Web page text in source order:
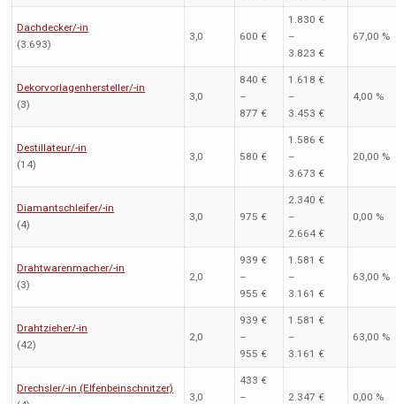
Dachdecker/-in
(3.693)
3,0 600 €
1.830 €
–
3.823 €
67,00 %
Dekorvorlagenhersteller/-in
(3)
3,0
840 €
–
877 €
1.618 €
–
3.453 €
4,00 %
Destillateur/-in
(14)
3,0 580 €
1.586 €
–
3.673 €
20,00 %
Diamantschleifer/-in
(4)
3,0 975 €
2.340 €
–
2.664 €
0,00 %
Drahtwarenmacher/-in
(3)
2,0
939 €
–
955 €
1.581 €
–
3.161 €
63,00 %
Drahtzieher/-in
(42)
2,0
939 €
–
955 €
1.581 €
–
3.161 €
63,00 %
Drechsler/-in (Elfenbeinschnitzer)
3,0
433 €
–
2.347 € 0,00 %